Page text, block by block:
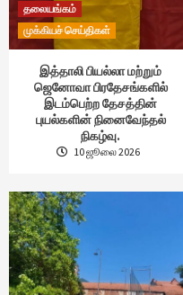
தலையங்கம்
முக்கியச் செய்திகள்
இத்தாலி பியல்லா மற்றும்
ஜெனோவா பிரதேசங்களில்
இடம்பெற்ற தேசத்தின்
புயல்களின் நினைவேந்தல்
நிகழ்வு.
10 ஜூலை 2026